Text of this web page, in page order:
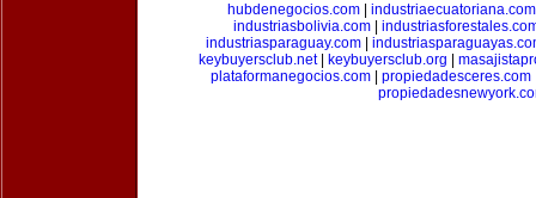
hubdenegocios.com| industriaecuatoriana.com
industriasbolivia.com|
industriasparaguay.com|
keybuyersclub.net| keybuyersclub.org
plataformanegocios.com
propiedadesceres.com